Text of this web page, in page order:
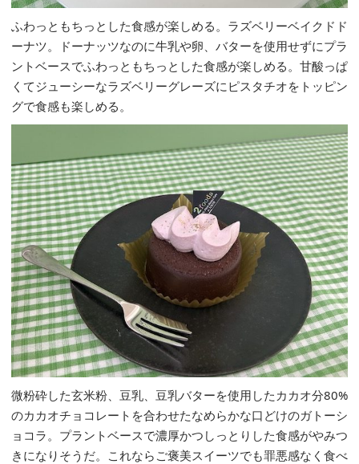
ふわっともちっとした食感が楽しめる。ラズベリーベイクドド
ーナツ。ドーナッツなのに牛乳や卵、バターを使用せずにプラ
ントベースでふわっともちっとした食感が楽しめる。甘酸っぱ
くてジューシーなラズベリーグレーズにピスタチオをトッピン
グで食感も楽しめる。
微粉砕した玄米粉、豆乳、豆乳バターを使用したカカオ分80%
のカカオチョコレートを合わせたなめらかな口どけのガトーシ
ョコラ。プラントベースで濃厚かつしっとりした食感がやみつ
きになりそうだ。これならご褒美スイーツでも罪悪感なく食べ